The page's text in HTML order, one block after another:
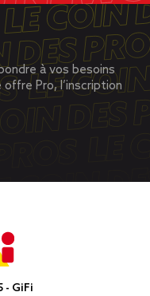
à vos besoins
Pro, l’inscription
- GiFi